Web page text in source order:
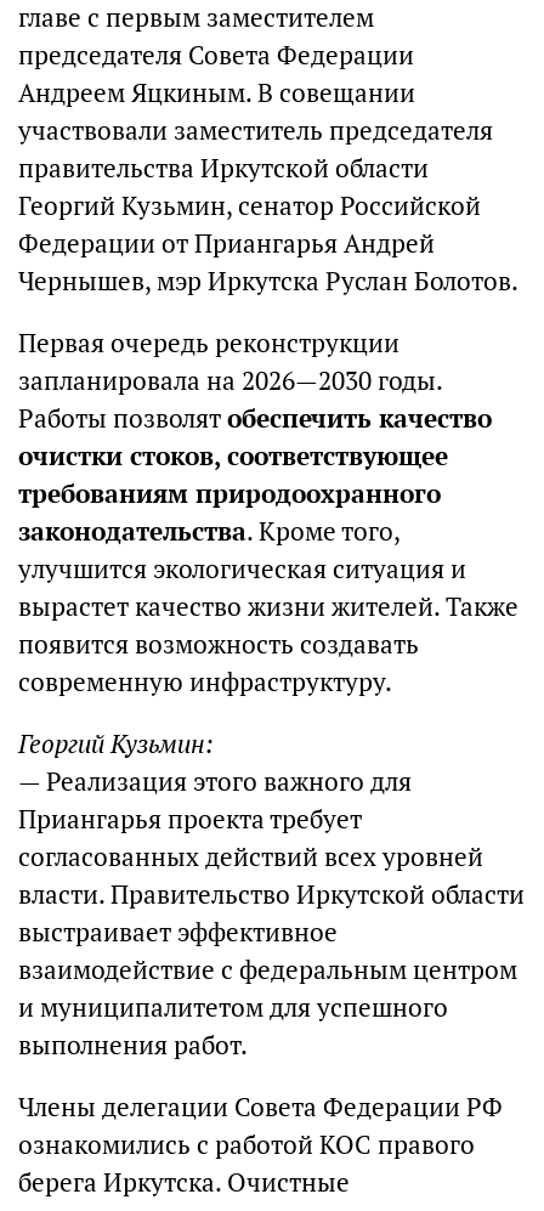
главе с первым заместителем
председателя Совета Федерации
Андреем Яцкиным. В совещании
участвовали заместитель председателя
правительства Иркутской области
Георгий Кузьмин, сенатор Российской
Федерации от Приангарья Андрей
Чернышев, мэр Иркутска Руслан Болотов.
Первая очередь реконструкции
запланировала на 2026—2030 годы.
Работы позволятобеспечить качество
очистки стоков, соответствующее
требованиям природоохранного
законодательства. Кроме того,
улучшится экологическая ситуация и
вырастет качество жизни жителей. Также
появится возможность создавать
современную инфраструктуру.
Георгий Кузьмин:
— Реализация этого важного для
Приангарья проекта требует
согласованных действий всех уровней
власти. Правительство Иркутской области
выстраивает эффективное
взаимодействие с федеральным центром
и муниципалитетом для успешного
выполнения работ.
Члены делегации Совета Федерации РФ
ознакомились с работой КОС правого
берега Иркутска. Очистные